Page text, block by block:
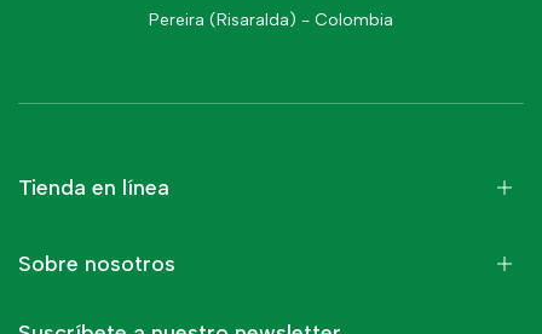
Pereira (Risaralda) - Colombia
Tienda en línea
Sobre nosotros